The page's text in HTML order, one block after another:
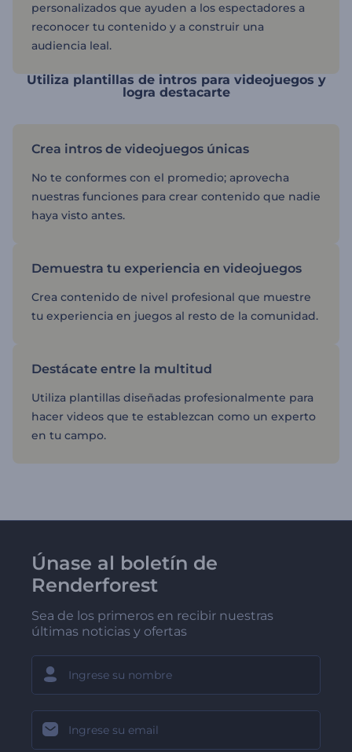
personalizados que ayuden a los espectadores a
reconocer tu contenido y a construir una
audiencia leal.
Utiliza plantillas de intros para videojuegos y
logra destacarte
Crea intros de videojuegos únicas
No te conformes con el promedio; aprovecha
nuestras funciones para crear contenido que nadie
haya visto antes.
Demuestra tu experiencia en videojuegos
Crea contenido de nivel profesional que muestre
tu experiencia en juegos al resto de la comunidad.
Destácate entre la multitud
Utiliza plantillas diseñadas profesionalmente para
hacer videos que te establezcan como un experto
en tu campo.
Únase al boletín de
Renderforest
Sea de los primeros en recibir nuestras
últimas noticias y ofertas